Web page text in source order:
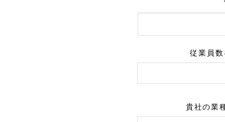
従業員
貴社の業